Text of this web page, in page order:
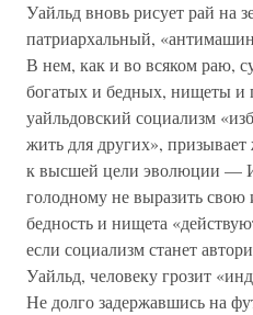
Уайльд вновь рисует рай на
патриархальный,
В нем, как и во всяком раю,
богатых и бедных, нищеты и
уайльдовский социализм
жить для других», призывает
к высшей цели эволюции —
голодному не выразить
бедность и нищета
если социализм станет
Уайльд, человеку грозит
Не долго задержавшись на